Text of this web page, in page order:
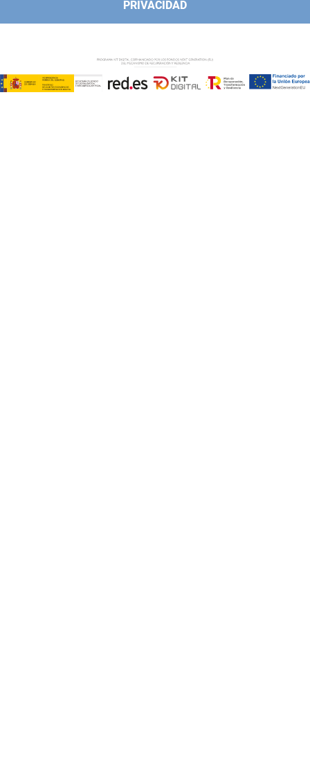
PRIVACIDAD